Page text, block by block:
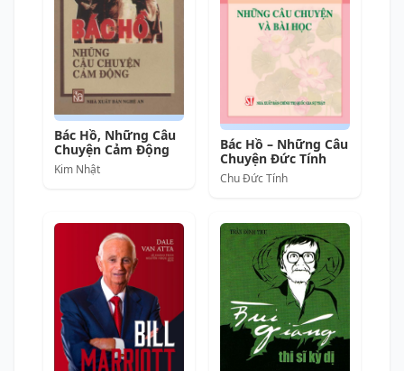
Bác Hồ, Những Câu
Chuyện Cảm Động
Kim Nhật
Bác Hồ – Những Câu
Chuyện Đức Tính
Chu Đức Tính